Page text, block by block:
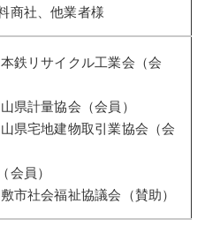
商社、他業者様
鉄リサイクル工業会（会
県計量協会（会員）
県宅地建物取引業協会（会
会員）
市社会福祉協議会（賛助）